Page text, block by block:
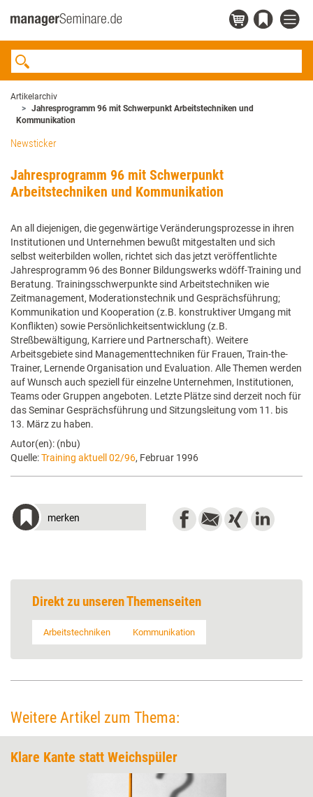
Artikelarchiv
Jahresprogramm 96 mit Schwerpunkt Arbeitstechniken und
Kommunikation
Newsticker
Jahresprogramm 96 mit Schwerpunkt
Arbeitstechniken und Kommunikation
An all diejenigen, die gegenwärtige Veränderungsprozesse in ihren
Institutionen und Unternehmen bewußt mitgestalten und sich
selbst weiterbilden wollen, richtet sich das jetzt veröffentlichte
Jahresprogramm 96 des Bonner Bildungswerks wdöff-Training und
Beratung. Trainingsschwerpunkte sind Arbeitstechniken wie
Zeitmanagement, Moderationstechnik und Gesprächsführung;
Kommunikation und Kooperation (z.B. konstruktiver Umgang mit
Konflikten) sowie Persönlichkeitsentwicklung (z.B.
Streßbewältigung, Karriere und Partnerschaft). Weitere
Arbeitsgebiete sind Managementtechniken für Frauen, Train-the-
Trainer, Lernende Organisation und Evaluation. Alle Themen werden
auf Wunsch auch speziell für einzelne Unternehmen, Institutionen,
Teams oder Gruppen angeboten. Letzte Plätze sind derzeit noch für
das Seminar Gesprächsführung und Sitzungsleitung vom 11. bis
13. März zu haben.
Autor(en): (nbu)
Quelle:Training aktuell 02/96, Februar 1996
merken
Direkt zu unseren Themenseiten
Arbeitstechniken Kommunikation
Weitere Artikel zum Thema:
Klare Kante statt Weichspüler